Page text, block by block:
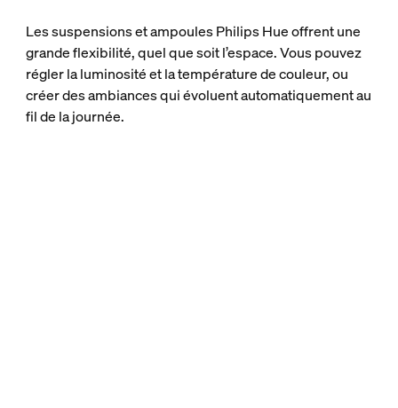
Les suspensions et ampoules Philips Hue offrent une
grande flexibilité, quel que soit l’espace. Vous pouvez
régler la luminosité et la température de couleur, ou
créer des ambiances qui évoluent automatiquement au
fil de la journée.